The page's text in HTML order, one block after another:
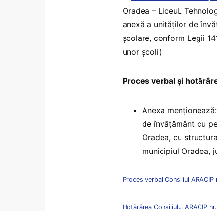
Oradea – LiceuL
anexă a unităților de
școlare, conform Legii
unor școli).
Proces verbal și
Anexa
de învățământ cu
Oradea, cu
municipiul Oradea,
Proces verbal Consiliul ARACIP
Hotărârea Consiliului ARACIP